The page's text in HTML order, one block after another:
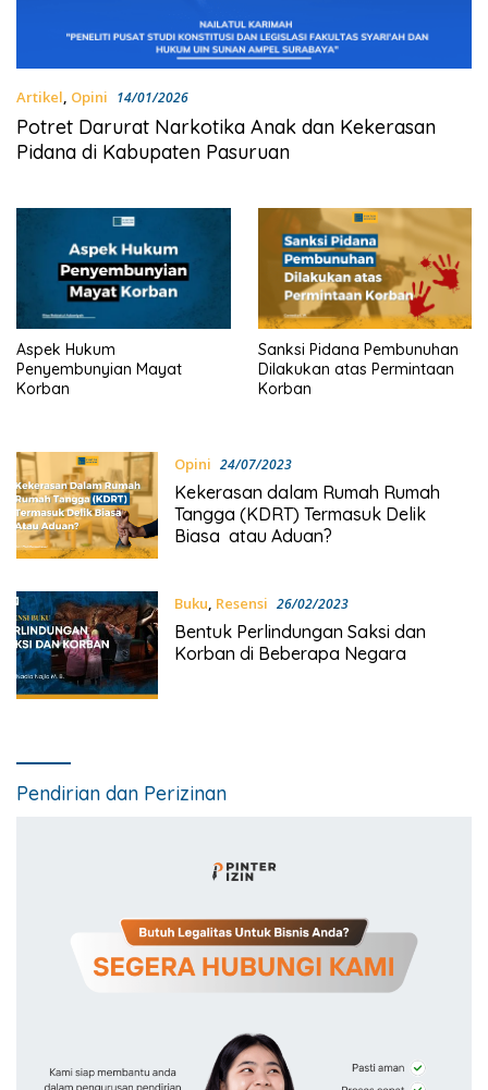
Artikel, Opini 14/01/2026
Potret Darurat Narkotika Anak dan Kekerasan
Pidana di Kabupaten Pasuruan
Aspek Hukum
Penyembunyian Mayat
Korban
Sanksi Pidana Pembunuhan
Dilakukan atas Permintaan
Korban
Opini 24/07/2023
Kekerasan dalam Rumah Rumah
Tangga (KDRT) Termasuk Delik
Biasa atau Aduan?
Buku, Resensi 26/02/2023
Bentuk Perlindungan Saksi dan
Korban di Beberapa Negara
Pendirian dan Perizinan